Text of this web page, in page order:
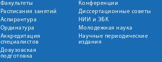
Факультеты
Расписания занятий
Аспирантура
Ординатура
Аккредитация
специалистов
Довузовская
подготовка
Конференции
Диссертационные советы
НИИ и ЭБК
Молодежная наука
Научные периодические
издания